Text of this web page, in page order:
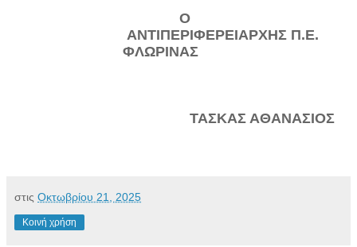
Ο
ΑΝΤΙΠΕΡΙΦΕΡΕΙΑΡΧΗΣ Π.Ε.
ΦΛΩΡΙΝΑΣ
ΤΑΣΚΑΣ ΑΘΑΝΑΣΙΟΣ
στις Οκτωβρίου 21, 2025
Κοινή χρήση